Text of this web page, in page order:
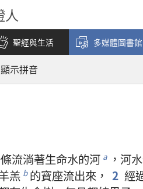
人
聖經與生活 多媒體圖書館
顯示拼音
條流淌著生命水的河 a ， 河水
羔 b 的寶座流出來 ， 2 經